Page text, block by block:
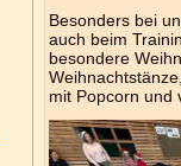
Besonders bei
auch beim
besondere
mit Popcorn und